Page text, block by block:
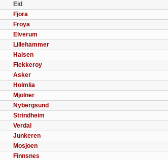
Eid
Fjora
Froya
Elverum
Lillehammer
Halsen
Flekkeroy
Asker
Holmlia
Mjolner
Nybergsund
Strindheim
Verdal
Junkeren
Mosjoen
Finnsnes